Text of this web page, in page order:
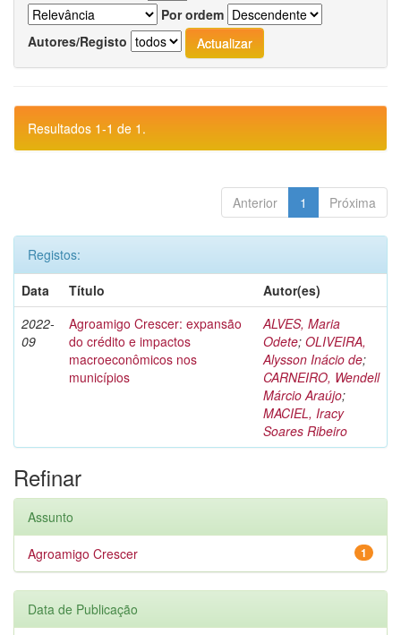
Por ordem
Autores/Registo
Resultados 1-1 de 1.
Anterior 1 Próxima
Registos:
Data
Título
Autor(es)
2022-
09
Agroamigo Crescer: expansão
do crédito e impactos
macroeconômicos nos
municípios
ALVES, Maria
Odete; OLIVEIRA,
Alysson Inácio de;
CARNEIRO, Wendell
Márcio Araújo;
MACIEL, Iracy
Soares Ribeiro
Refinar
Assunto
1
Agroamigo Crescer
Data de Publicação